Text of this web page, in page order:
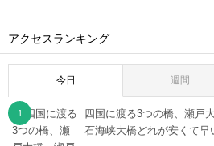
アクセスランキング
今日 週間
四国に渡る3つの橋、瀬戸
石海峡大橋どれが安くて早